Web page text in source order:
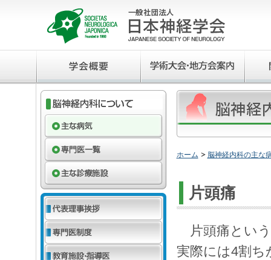
ホーム 脳神経内科の主な
片頭痛
片頭痛とい
実際には4割ち